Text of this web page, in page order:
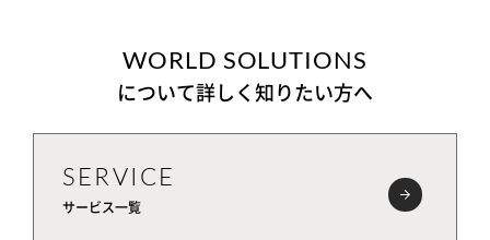
WORLD SOLUTIONS
について詳しく知りたい方へ
SERVICE
サービス一覧